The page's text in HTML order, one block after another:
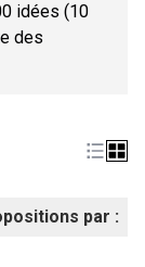
idées (10
des
par :